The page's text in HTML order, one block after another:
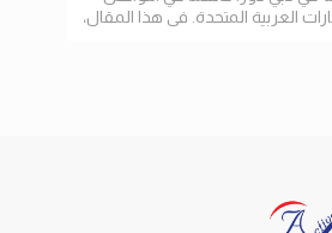
العربية المتحدة. في هذا المقال،